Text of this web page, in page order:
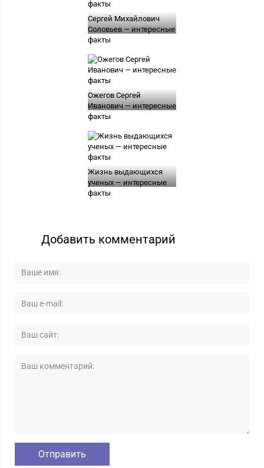
Сергей Михайлович
Соловьев — интересные
факты
Ожегов Сергей
Иванович — интересные
факты
Жизнь выдающихся
ученых — интересные
факты
Добавить комментарий